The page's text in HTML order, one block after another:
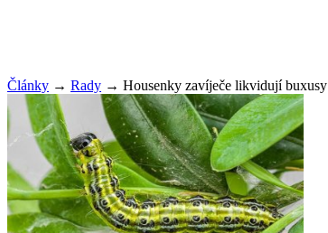
Články → Rady → Housenky zavíječe likvidují buxusy